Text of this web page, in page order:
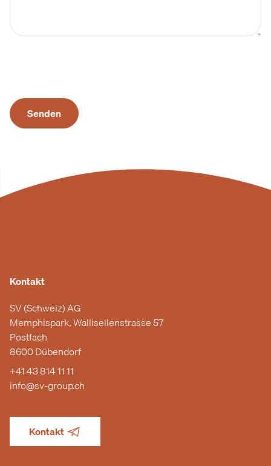
Senden
Kontakt
SV (Schweiz) AG
Memphispark, Wallisellenstrasse 57
Postfach
8600 Dübendorf
+41 43 814 11 11
info@sv-group.ch
Kontakt